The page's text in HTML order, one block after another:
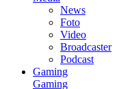
News
Foto
Video
Broadcaster
Podcast
Gaming
Gaming